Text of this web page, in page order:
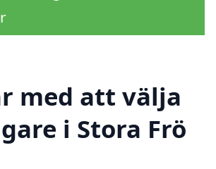
med att välja
i Stora Frö